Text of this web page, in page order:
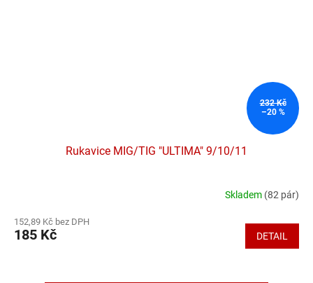
232 Kč
–20 %
Rukavice MIG/TIG "ULTIMA" 9/10/11
produktu
Skladem (82 pár)
152,89 Kč bez DPH
185 Kč DETAIL